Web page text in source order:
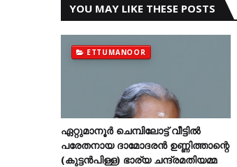
YOU MAY LIKE THESE POSTS
ETTUMANOOR
ഏറ്റുമാനൂര്‍ ചെമ്പിലോട്ട് വീട്ടില്‍
പരേതനായ ദാമോദരന്‍ ഉണ്ണിത്താന്റെ
(കുട്ടന്‍പിള്ള) ഭാര്യ ചന്ദ്രമതിയമ്മ